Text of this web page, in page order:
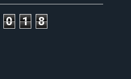
0 1 8